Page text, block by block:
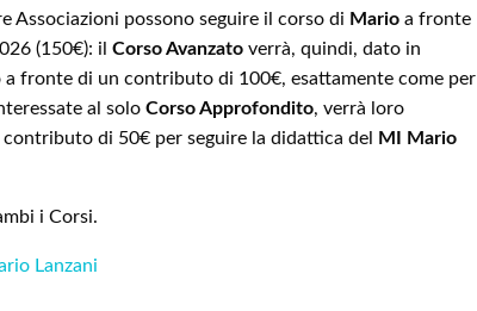
Associazioni possono seguire il corso di Mario a fronte
(150€): il Corso Avanzato verrà, quindi, dato in
a fronte di un contributo di 100€, esattamente come per
al solo Corso Approfondito, verrà loro
di 50€ per seguire la didattica del
MI
Mario
i Corsi.
Lanzani